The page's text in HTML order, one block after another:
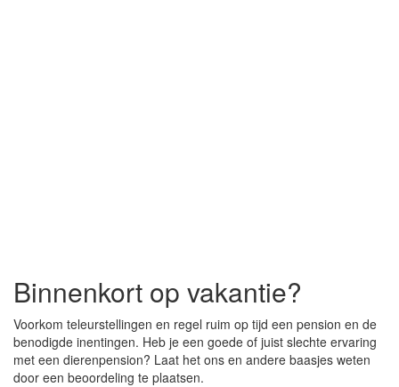
Binnenkort op vakantie?
Voorkom teleurstellingen en regel ruim op tijd een pension en de
benodigde inentingen. Heb je een goede of juist slechte ervaring
met een dierenpension? Laat het ons en andere baasjes weten
door een beoordeling te plaatsen.